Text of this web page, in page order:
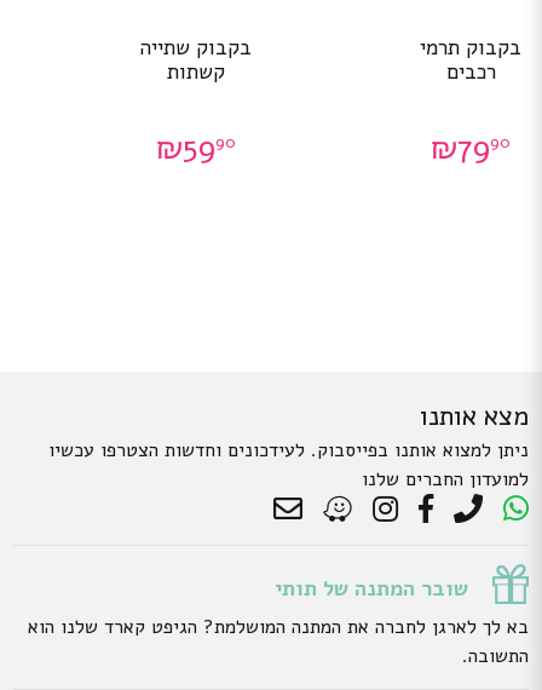
בקבוק תרמי
רכבים
₪7990
בקבוק שתייה
קשתות
₪5990
מצא אותנו
ניתן למצוא אותנו בפייסבוק. לעידכונים וחדשות הצטרפו עכשיו
למועדון החברים שלנו
שובר המתנה של תותי
בא לך לארגן לחברה את המתנה המושלמת? הגיפט קארד שלנו הוא
התשובה.